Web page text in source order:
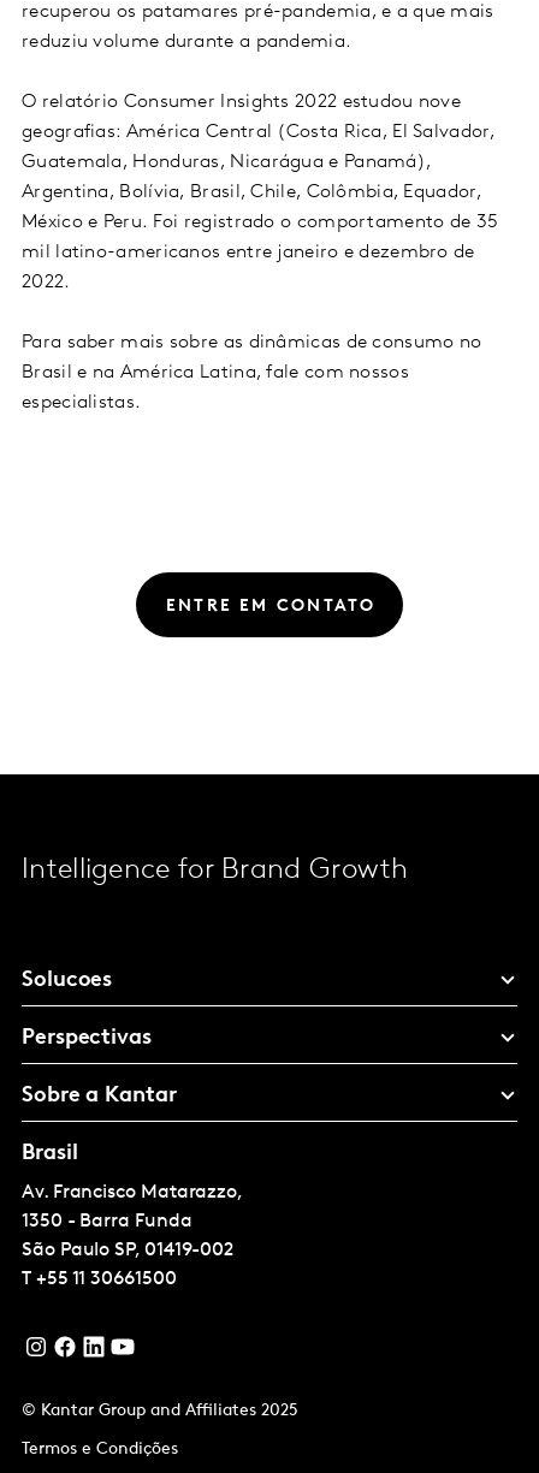
recuperou os patamares pré-pandemia, e a que mais
reduziu volume durante a pandemia.
O relatório Consumer Insights 2022 estudou nove
geografias: América Central (Costa Rica, El Salvador,
Guatemala, Honduras, Nicarágua e Panamá),
Argentina, Bolívia, Brasil, Chile, Colômbia, Equador,
México e Peru. Foi registrado o comportamento de 35
mil latino-americanos entre janeiro e dezembro de
2022.
Para saber mais sobre as dinâmicas de consumo no
Brasil e na América Latina, fale com nossos
especialistas.
ENTRE EM CONTATO
Intelligence for Brand Growth
Solucoes
Perspectivas
Sobre a Kantar
Brasil
Av. Francisco Matarazzo,
1350 - Barra Funda
São Paulo SP, 01419-002
T +55 11 30661500
© Kantar Group and Affiliates 2025
Termos e Condições